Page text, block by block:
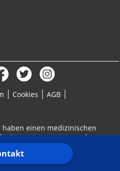
Cookies
AGB
einen medizinischen
116117 | Notruf: 112